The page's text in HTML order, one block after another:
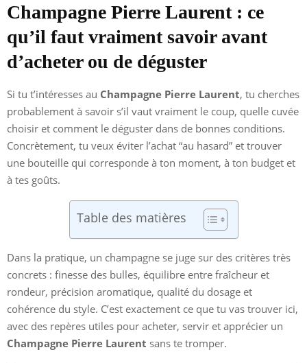
Champagne Pierre Laurent : ce
qu’il faut vraiment savoir avant
d’acheter ou de déguster
Si tu t’intéresses au Champagne Pierre Laurent, tu cherches
probablement à savoir s’il vaut vraiment le coup, quelle cuvée
choisir et comment le déguster dans de bonnes conditions.
Concrètement, tu veux éviter l’achat “au hasard” et trouver
une bouteille qui corresponde à ton moment, à ton budget et
à tes goûts.
Table des matières
Dans la pratique, un champagne se juge sur des critères très
concrets : finesse des bulles, équilibre entre fraîcheur et
rondeur, précision aromatique, qualité du dosage et
cohérence du style. C’est exactement ce que tu vas trouver ici,
avec des repères utiles pour acheter, servir et apprécier un
Champagne Pierre Laurent sans te tromper.